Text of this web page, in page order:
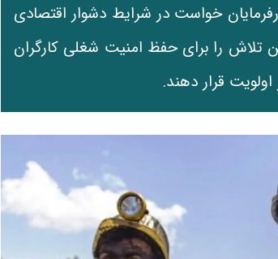
خواست در شرایط دشوار اقتصادی
تلاش را برای حفظ امنیت شغلی کارگران
قرار دهند.